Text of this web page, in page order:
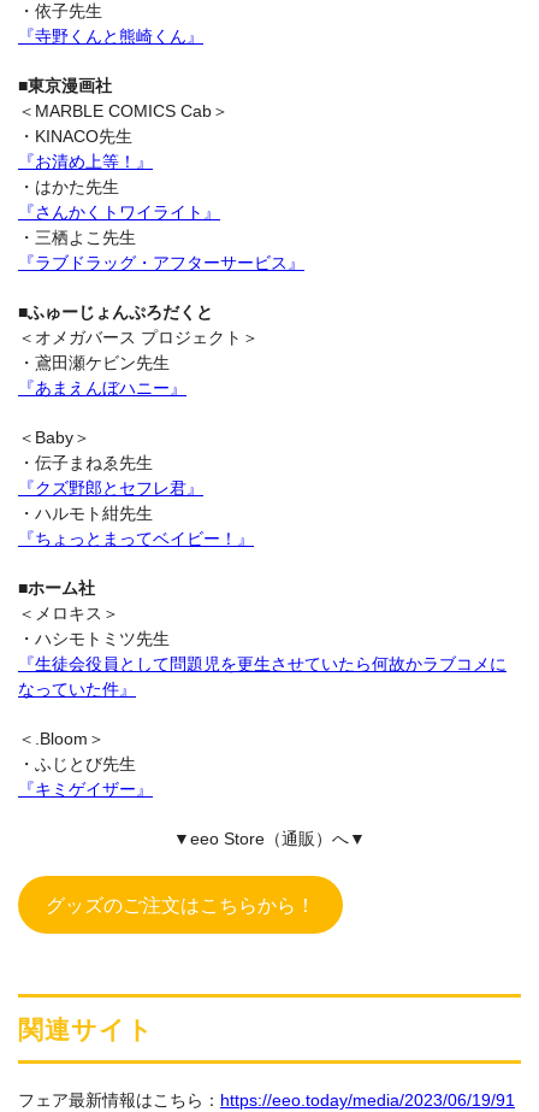
・依子先生
『寺野くんと熊崎くん』
■東京漫画社
＜MARBLE COMICS Cab＞
・KINACO先生
『お清め上等！』
・はかた先生
『さんかくトワイライト』
・三栖よこ先生
『ラブドラッグ・アフターサービス』
■ふゅーじょんぷろだくと
＜オメガバース プロジェクト＞
・鳶田瀬ケビン先生
『あまえんぼハニー』
＜Baby＞
・伝子まねゑ先生
『クズ野郎とセフレ君』
・ハルモト紺先生
『ちょっとまってベイビー！』
■ホーム社
＜メロキス＞
・ハシモトミツ先生
『生徒会役員として問題児を更生させていたら何故かラブコメに
なっていた件』
＜.Bloom＞
・ふじとび先生
『キミゲイザー』
▼eeo Store（通販）へ▼
グッズのご注文はこちらから！
関連サイト
フェア最新情報はこちら： https://eeo.today/media/2023/06/19/91